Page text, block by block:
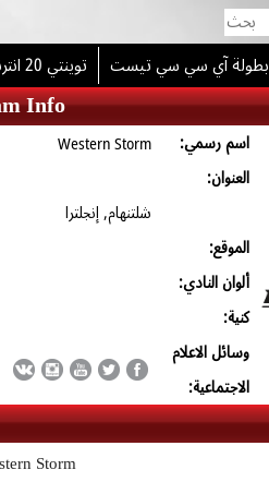
توينتي 20 انترناشيونالز بطولة آي سي سي تيست
Info
اسم رسمي: Western Storm
العنوان:
شلتنهام, إنجلترا
الموقع:
ألوان النادي:
كنية:
وسائل الاعلام
الاجتماعية:
Storm